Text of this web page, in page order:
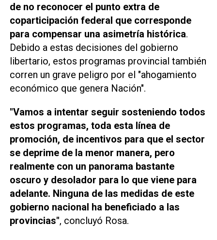
de no reconocer el punto extra de
coparticipación federal que corresponde
para compensar una asimetría histórica.
Debido a estas decisiones del gobierno
libertario, estos programas provincial también
corren un grave peligro por el "ahogamiento
económico que genera Nación".
"Vamos a intentar seguir sosteniendo todos
estos programas, toda esta línea de
promoción, de incentivos para que el sector
se deprime de la menor manera, pero
realmente con un panorama bastante
oscuro y desolador para lo que viene para
adelante. Ninguna de las medidas de este
gobierno nacional ha beneficiado a las
provincias", concluyó Rosa.